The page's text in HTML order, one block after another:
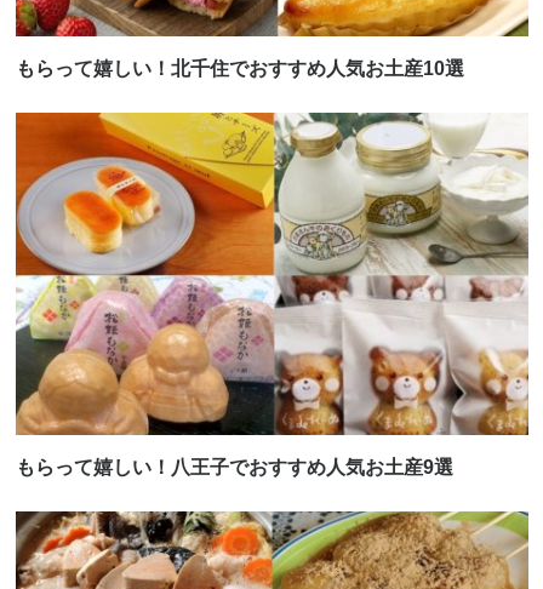
もらって嬉しい！北千住でおすすめ人気お土産10選
もらって嬉しい！八王子でおすすめ人気お土産9選